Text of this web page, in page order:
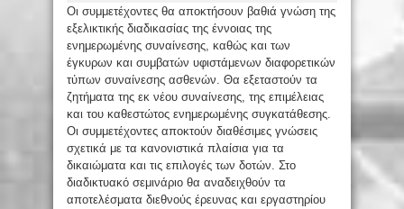
Οι συμμετέχοντες θα αποκτήσουν βαθιά γνώση της
εξελικτικής διαδικασίας της έννοιας της
ενημερωμένης συναίνεσης, καθώς και των
έγκυρων και συμβατών υφιστάμενων διαφορετικών
τύπων συναίνεσης ασθενών. Θα εξεταστούν τα
ζητήματα της εκ νέου συναίνεσης, της επιμέλειας
και του καθεστώτος ενημερωμένης συγκατάθεσης.
Οι συμμετέχοντες αποκτούν διαθέσιμες γνώσεις
σχετικά με τα κανονιστικά πλαίσια για τα
δικαιώματα και τις επιλογές των δοτών. Στο
διαδικτυακό σεμινάριο θα αναδειχθούν τα
αποτελέσματα διεθνούς έρευνας και εργαστηρίου